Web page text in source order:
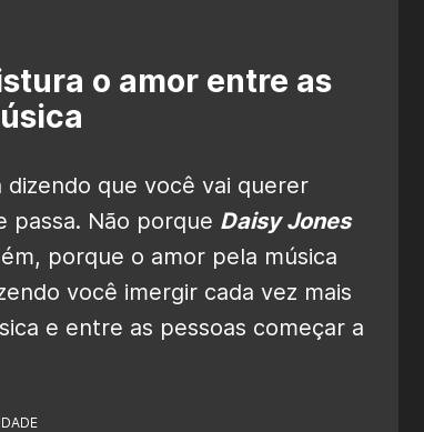
o amor entre as
que você vai querer
passa. Não porque Daisy Jones
porque o amor pela música
você imergir cada vez mais
e entre as pessoas começar a